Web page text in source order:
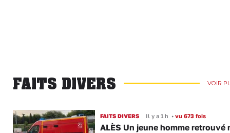
FAITS DIVERS VOIR
FAITS DIVERS Il y a 1 h •vu 673 fois
ALÈS Un jeune homme retrouvé